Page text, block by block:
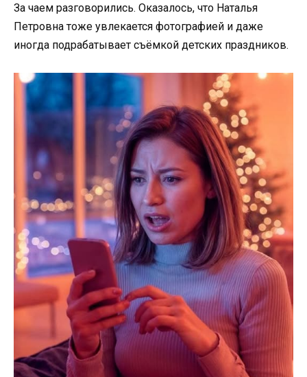
За чаем разговорились. Оказалось, что Наталья
Петровна тоже увлекается фотографией и даже
иногда подрабатывает съёмкой детских праздников.